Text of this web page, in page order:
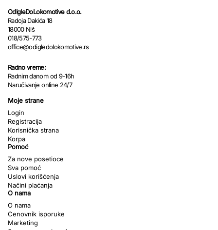
OdIgleDoLokomotive d.o.o.
Radoja Dakića 18
18000 Niš
018/575-773
office@odigledolokomotive.rs
Radno vreme:
Radnim danom od 9-16h
Naručivanje online 24/7
Moje strane
Login
Registracija
Korisnička strana
Korpa
Pomoć
Za nove posetioce
Sva pomoć
Uslovi korišćenja
Načini plaćanja
O nama
O nama
Cenovnik isporuke
Marketing